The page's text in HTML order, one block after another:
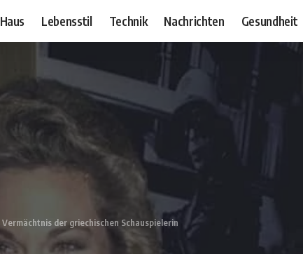
Haus Lebensstil Technik Nachrichten Gesundheit
der griechischen Schauspielerin